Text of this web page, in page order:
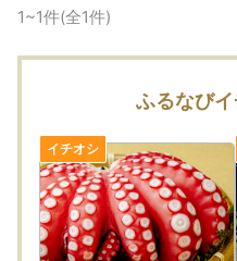
1~1件(全1件)
ふるなび